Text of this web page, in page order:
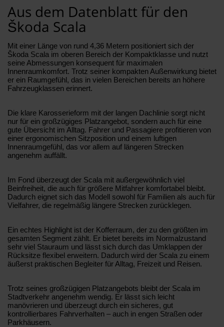
Aus dem Datenblatt für den
Škoda Scala
Mit einer Länge von rund 4,36 Metern positioniert sich der
Škoda Scala im oberen Bereich der Kompaktklasse und nutzt
seine Abmessungen konsequent für maximalen
Innenraumkomfort. Trotz seiner kompakten Außenwirkung bietet
er ein Raumgefühl, das in vielen Bereichen bereits an höhere
Fahrzeugklassen erinnert.
Die klare Karosserieform mit der langen Dachlinie sorgt nicht
nur für ein großzügiges Platzangebot, sondern auch für eine
gute Übersicht im Alltag. Fahrer und Passagiere profitieren von
einer ergonomischen Sitzposition und einem luftigen
Innenraumgefühl, das vor allem auf längeren Strecken
angenehm auffällt.
Im Fond überzeugt der Scala mit außergewöhnlich viel
Beinfreiheit, die auch für größere Mitfahrer komfortabel bleibt.
Dadurch eignet sich das Modell sowohl für Familien als auch für
Vielfahrer, die regelmäßig längere Strecken zurücklegen.
Ein echtes Highlight ist der Kofferraum, der zu den größten im
gesamten Segment zählt. Er bietet bereits im Normalzustand
sehr viel Stauraum und lässt sich durch das Umklappen der
Rücksitze flexibel erweitern. Dadurch wird der Scala zu einem
äußerst praktischen Begleiter für Alltag, Freizeit und Reisen.
Trotz seines großzügigen Platzangebots bleibt der Scala im
Stadtverkehr angenehm wendig. Er lässt sich leicht
manövrieren und überzeugt durch ein sicheres, gut
kontrollierbares Fahrverhalten – auch in engen Straßen oder
Parkhäusern.